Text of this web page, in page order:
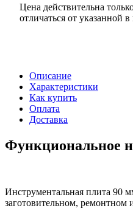
Цена действительна
отличаться от указанной
Описание
Характеристики
Как купить
Оплата
Доставка
Функциональное
Инструментальная плита 90
заготовительном, ремонтном